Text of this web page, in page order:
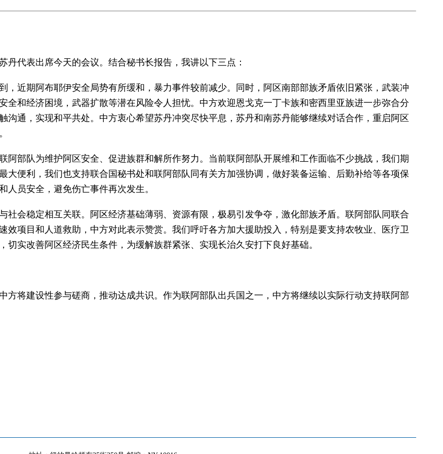
代表出席今天的会议。结合秘书长报告，我讲以下三点：
，近期阿布耶伊安全局势有所缓和，暴力事件较前减少。同时，阿区南部部族矛盾依旧紧张，武装冲
全和经济困境，武器扩散等潜在风险令人担忧。中方欢迎恩戈克一丁卡族和密西里亚族进一步弥合分
沟通，实现和平共处。中方衷心希望苏丹冲突尽快平息，苏丹和南苏丹能够继续对话合作，重启阿区
阿部队为维护阿区安全、促进族群和解所作努力。当前联阿部队开展维和工作面临不少挑战，我们期
大便利，我们也支持联合国秘书处和联阿部队同有关方加强协调，做好装备运输、后勤补给等各项保
人员安全，避免伤亡事件再次发生。
社会稳定相互关联。阿区经济基础薄弱、资源有限，极易引发争夺，激化部族矛盾。联阿部队同联合
效项目和人道救助，中方对此表示赞赏。我们呼吁各方加大援助投入，特别是要支持农牧业、医疗卫
实改善阿区经济民生条件，为缓解族群紧张、实现长治久安打下良好基础。
方将建设性参与磋商，推动达成共识。作为联阿部队出兵国之一，中方将继续以实际行动支持联阿部